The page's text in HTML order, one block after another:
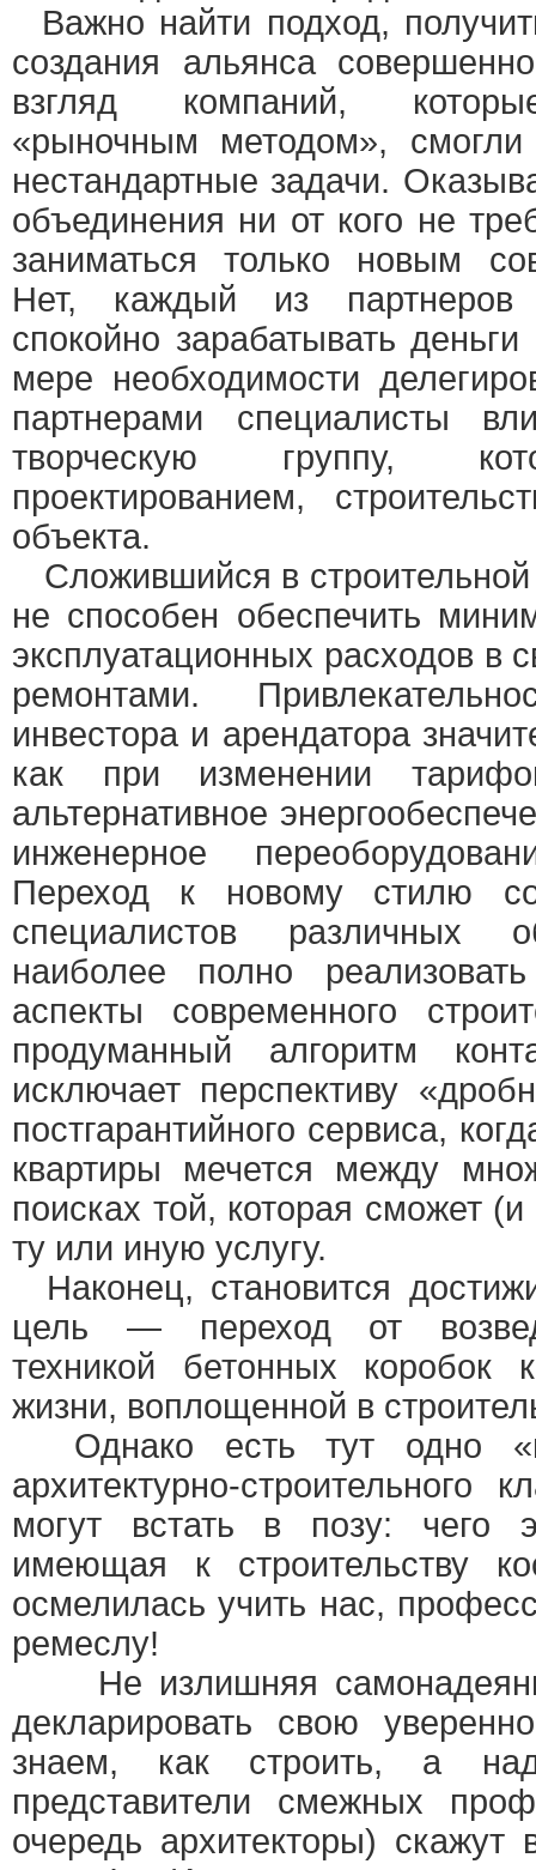
Важно найти подход,
создания альянса
взгляд компаний,
«рыночным методом»,
нестандартные задачи.
объединения ни от кого не
заниматься только новым
Нет, каждый из партнеров
спокойно зарабатывать
мере необходимости
партнерами специалисты
творческую группу,
проектированием,
объекта.
Сложившийся в
не способен обеспечить
эксплуатационных расходов в
ремонтами.
инвестора и арендатора
как при изменении
альтернативное
инженерное
Переход к новому стилю
специалистов различных
наиболее полно
аспекты современного
продуманный алгоритм
исключает перспективу
постгарантийного сервиса,
квартиры мечется между
поисках той, которая сможет (и
ту или иную услугу.
Наконец, становится
цель — переход от
техникой бетонных коробок
жизни, воплощенной в
Однако есть тут одно
архитектурно-строительного
могут встать в позу: чего
имеющая к строительству
осмелилась учить нас,
ремеслу!
Не излишняя
декларировать свою
знаем, как строить, а
представители смежных
очередь архитекторы)